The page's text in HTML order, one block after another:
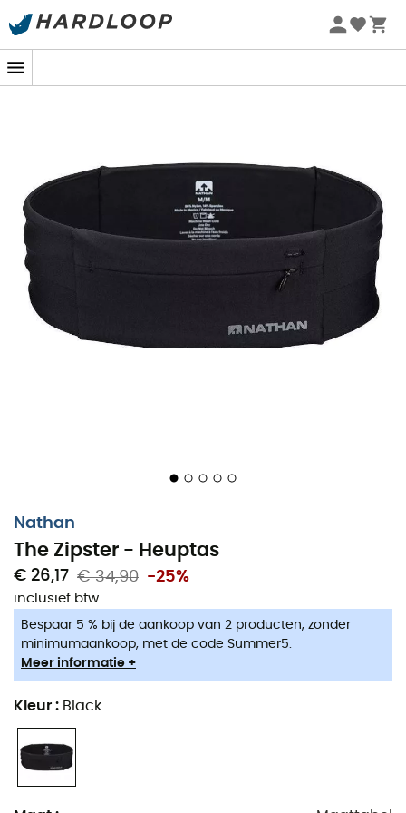
Zomeraanbiedingen 🔥 -5% EXTRA vanaf 2 producten* met
Nathan
The Zipster - Heuptas
€ 26,17 € 34,90 -25%
inclusief btw
Bespaar 5 % bij de aankoop van 2 producten, zonder
minimumaankoop, met de code Summer5.
Meer informatie +
Kleur : Black